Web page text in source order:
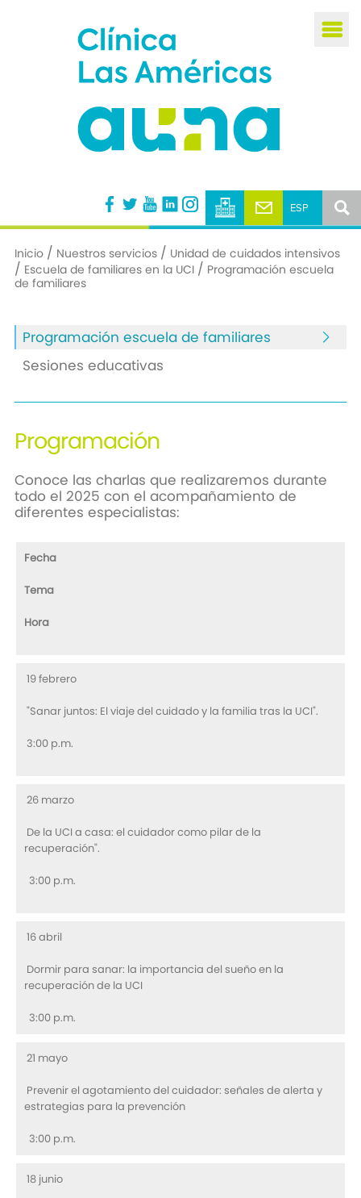
Inicio/ Nuestros servicios/ Unidad de cuidados intensivos
/ Escuela de familiares en la UCI/ Programación escuela
de familiares
Programación escuela de familiares
Sesiones educativas
Programación
Conoce las charlas que realizaremos durante
todo el 2025 con el acompañamiento de
diferentes especialistas:
Fecha
Tema
Hora
19 febrero
"Sanar juntos: El viaje del cuidado y la familia tras la UCI".
3:00 p.m.
26 marzo
De la UCI a casa: el cuidador como pilar de la
recuperación".
3:00 p.m.
16 abril
Dormir para sanar: la importancia del sueño en la
recuperación de la UCI
3:00 p.m.
21 mayo
Prevenir el agotamiento del cuidador: señales de alerta y
estrategias para la prevención
3:00 p.m.
18 junio